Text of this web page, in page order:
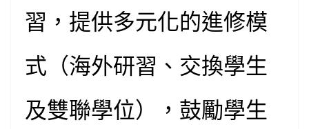
習，提供多元化的進修模
式（海外研習、交換學生
及雙聯學位），鼓勵學生